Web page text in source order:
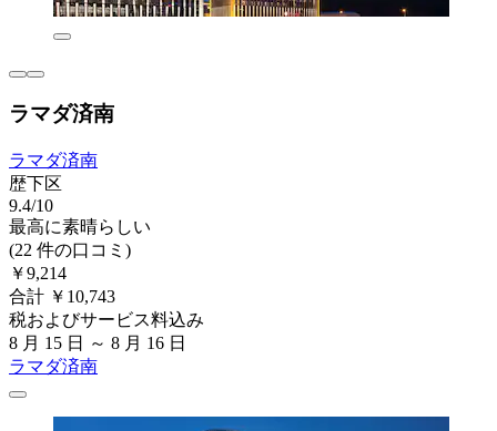
ラマダ済南
ラマダ済南
歴下区
9.4/10
最高に素晴らしい
(22 件の口コミ)
￥9,214
合計 ￥10,743
税およびサービス料込み
8 月 15 日 ～ 8 月 16 日
ラマダ済南